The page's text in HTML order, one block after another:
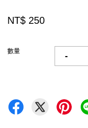
NT$ 250
數量
-